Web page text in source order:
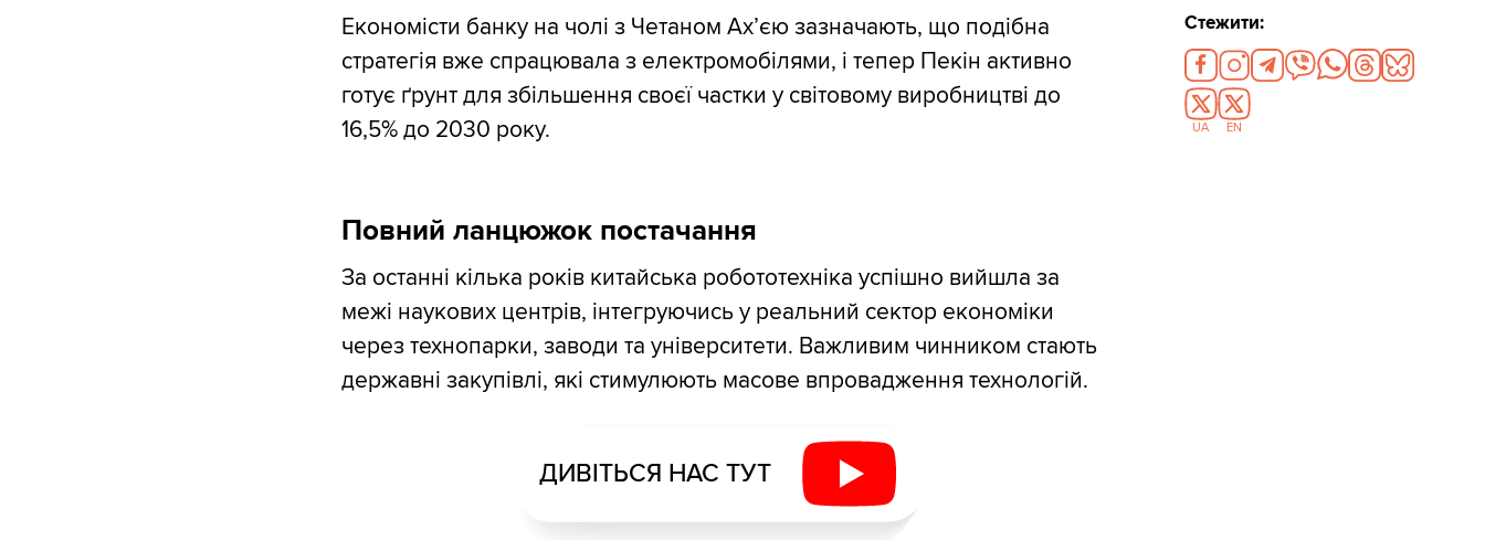
Економісти банку на чолі з Четаном Ах’єю зазначають, що подібна
стратегія вже спрацювала з електромобілями, і тепер Пекін активно
готує ґрунт для збільшення своєї частки у світовому виробництві до
16,5% до 2030 року.
Повний ланцюжок постачання
За останні кілька років китайська робототехніка успішно вийшла за
межі наукових центрів, інтегруючись у реальний сектор економіки
через технопарки, заводи та університети. Важливим чинником стають
державні закупівлі, які стимулюють масове впровадження технологій.
ДИВІТЬСЯ НАС ТУТ
Стежити:
UA EN